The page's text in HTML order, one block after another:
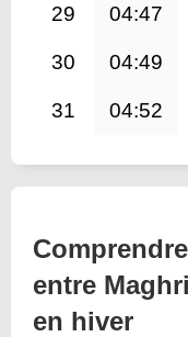
29 04:47
30 04:49
31 04:52
entre
en hiver